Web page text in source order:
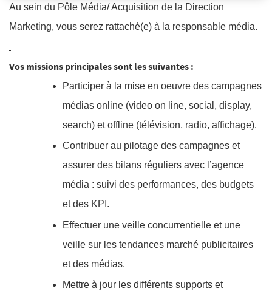
Au sein du Pôle Média/ Acquisition de la Direction
Marketing, vous serez rattaché(e) à la responsable média.
Vos missions principales sont les suivantes :
Participer à la mise en oeuvre des campagnes
médias online (video on line, social, display,
search) et offline (télévision, radio, affichage).
Contribuer au pilotage des campagnes et
assurer des bilans réguliers avec l’agence
média : suivi des performances, des budgets
et des KPI.
Effectuer une veille concurrentielle et une
veille sur les tendances marché publicitaires
et des médias.
Mettre à jour les différents supports et